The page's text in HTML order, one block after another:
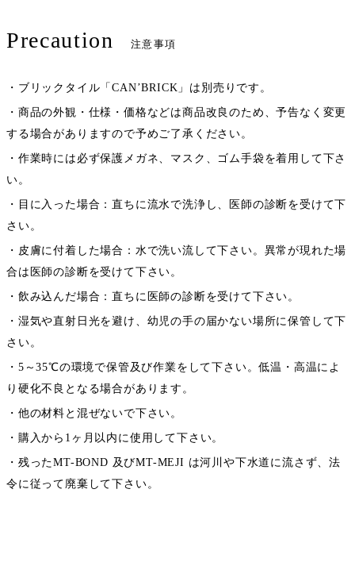
Precaution 注意事項
・ブリックタイル「CAN’BRICK」は別売りです。
・商品の外観・仕様・価格などは商品改良のため、予告なく変更
する場合がありますので予めご了承ください。
・作業時には必ず保護メガネ、マスク、ゴム手袋を着用して下さ
い。
・目に入った場合：直ちに流水で洗浄し、医師の診断を受けて下
さい。
・皮膚に付着した場合：水で洗い流して下さい。異常が現れた場
合は医師の診断を受けて下さい。
・飲み込んだ場合：直ちに医師の診断を受けて下さい。
・湿気や直射日光を避け、幼児の手の届かない場所に保管して下
さい。
・5～35℃の環境で保管及び作業をして下さい。低温・高温によ
り硬化不良となる場合があります。
・他の材料と混ぜないで下さい。
・購入から1ヶ月以内に使用して下さい。
・残ったMT-BOND 及びMT-MEJI は河川や下水道に流さず、法
令に従って廃棄して下さい。